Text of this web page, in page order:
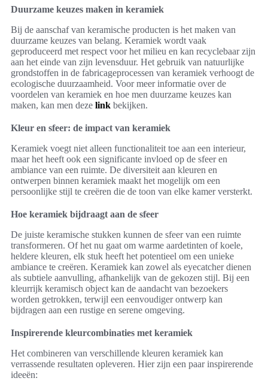
Duurzame keuzes maken in keramiek
Bij de aanschaf van keramische producten is het maken van
duurzame keuzes van belang. Keramiek wordt vaak
geproduceerd met respect voor het milieu en kan recyclebaar zijn
aan het einde van zijn levensduur. Het gebruik van natuurlijke
grondstoffen in de fabricageprocessen van keramiek verhoogt de
ecologische duurzaamheid. Voor meer informatie over de
voordelen van keramiek en hoe men duurzame keuzes kan
maken, kan men deze link bekijken.
Kleur en sfeer: de impact van keramiek
Keramiek voegt niet alleen functionaliteit toe aan een interieur,
maar het heeft ook een significante invloed op de sfeer en
ambiance van een ruimte. De diversiteit aan kleuren en
ontwerpen binnen keramiek maakt het mogelijk om een
persoonlijke stijl te creëren die de toon van elke kamer versterkt.
Hoe keramiek bijdraagt aan de sfeer
De juiste keramische stukken kunnen de sfeer van een ruimte
transformeren. Of het nu gaat om warme aardetinten of koele,
heldere kleuren, elk stuk heeft het potentieel om een unieke
ambiance te creëren. Keramiek kan zowel als eyecatcher dienen
als subtiele aanvulling, afhankelijk van de gekozen stijl. Bij een
kleurrijk keramisch object kan de aandacht van bezoekers
worden getrokken, terwijl een eenvoudiger ontwerp kan
bijdragen aan een rustige en serene omgeving.
Inspirerende kleurcombinaties met keramiek
Het combineren van verschillende kleuren keramiek kan
verrassende resultaten opleveren. Hier zijn een paar inspirerende
ideeën: